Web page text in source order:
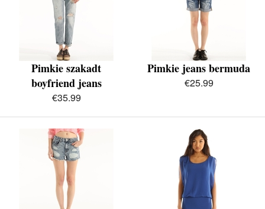
Pimkie szakadt
boyfriend jeans
€35.99
Pimkie jeans bermuda
€25.99